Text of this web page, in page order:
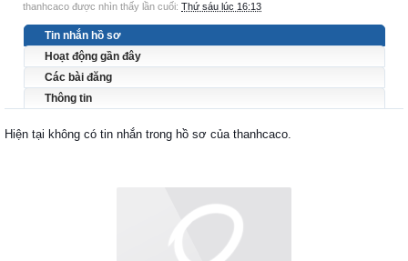
thanhcaco được nhìn thấy lần cuối: Thứ sáu lúc 16:13
Tin nhắn hồ sơ
Hoạt động gần đây
Các bài đăng
Thông tin
Hiện tại không có tin nhắn trong hồ sơ của thanhcaco.